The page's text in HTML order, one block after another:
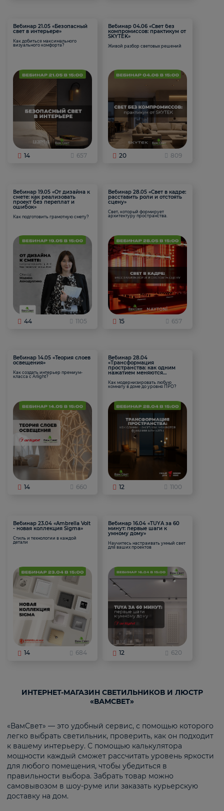
Вебинар 21.05 «Безопасный
свет в интерьере»
Как добиться максимального
визуального комфорта?
14 657
Вебинар 04.06 «Свет без
компромиссов: практикум от
SKYTEK»
Живой разбор световых решений
20 809
Вебинар 19.05 «От дизайна к
смете: как реализовать
проект без переплат и
ошибок»
Как подготовить грамотную смету?
44 1105
Вебинар 28.05 «Свет в кадре:
расставить роли и отстоять
сцену»
Свет, который формирует
архитектуру пространства.
15 657
Вебинар 14.05 «Теория слоев
освещения»
Как создать интерьер премиум-
класса с Arlight?
14 660
Вебинар 28.04
«Трансформация
пространства: как одним
нажатием меняются
Как модернизировать любую
комнату в доме до уровня ПРО?
12 1100
Вебинар 23.04 «Ambrella Volt
- новая коллекция Sigma»
Стиль и технологии в каждой
детали
14 684
Вебинар 16.04 «TUYA за 60
минут: первые шаги к
умному дому»
Научитесь настраивать умный свет
для ваших проектов
12 620
ИНТЕРНЕТ-МАГАЗИН СВЕТИЛЬНИКОВ И ЛЮСТР
«ВАМСВЕТ»
«ВамСвет» — это удобный сервис, с помощью которого
легко выбрать светильник, проверить, как он подходит
к вашему интерьеру. С помощью калькулятора
мощности каждый сможет рассчитать уровень яркости
для любого помещения, чтобы убедиться в
правильности выбора. Забрать товар можно
самовывозом в шоу-руме или заказать курьерскую
доставку на дом.